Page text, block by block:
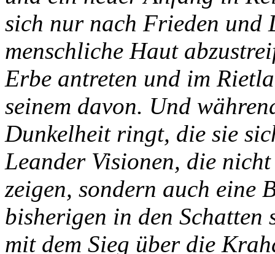
sich nur nach Frieden und
menschliche Haut
Erbe antreten und im
seinem davon. Und
Dunkelheit ringt, die sie
Leander Visionen, die
zeigen, sondern auch eine
bisherigen in den Schatten
mit dem Sieg über die